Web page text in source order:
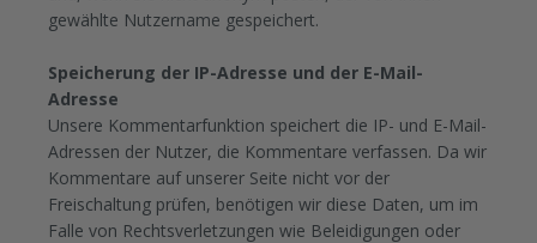
gewählte Nutzername gespeichert.
Speicherung der IP-Adresse und der E-Mail-
Adresse
Unsere Kommentarfunktion speichert die IP- und E-Mail-
Adressen der Nutzer, die Kommentare verfassen. Da wir
Kommentare auf unserer Seite nicht vor der
Freischaltung prüfen, benötigen wir diese Daten, um im
Falle von Rechtsverletzungen wie Beleidigungen oder